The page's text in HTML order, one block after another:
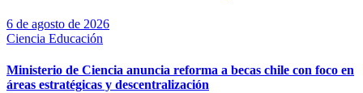
6 de agosto de 2026
Ciencia Educación
Ministerio de Ciencia anuncia reforma a becas chile con foco en
áreas estratégicas y descentralización